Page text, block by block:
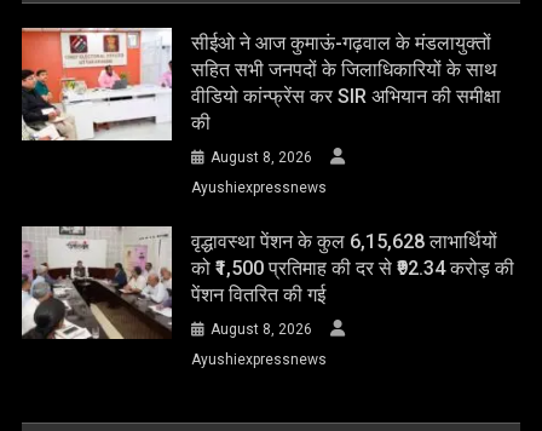
सीईओ ने आज कुमाऊं-गढ़वाल के मंडलायुक्तों
सहित सभी जनपदों के जिलाधिकारियों के साथ
वीडियो कांन्फ्रेंस कर SIR अभियान की समीक्षा
की
August 8, 2026
Ayushiexpressnews
वृद्धावस्था पेंशन के कुल 6,15,628 लाभार्थियों
को ₹1,500 प्रतिमाह की दर से ₹92.34 करोड़ की
पेंशन वितरित की गई
August 8, 2026
Ayushiexpressnews